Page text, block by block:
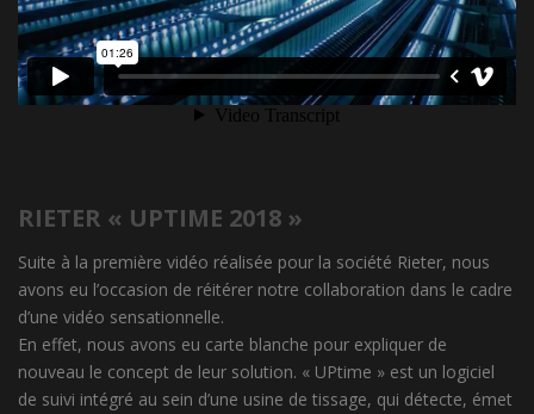
RIETER « UPTIME 2018 »
Suite à la première vidéo réalisée pour la société Rieter, nous
avons eu l’occasion de réitérer notre collaboration dans le cadre
d’une vidéo sensationnelle.
En effet, nous avons eu carte blanche pour expliquer de
nouveau le concept de leur solution. « UPtime » est un logiciel
de suivi intégré au sein d’une usine de tissage, qui détecte, émet